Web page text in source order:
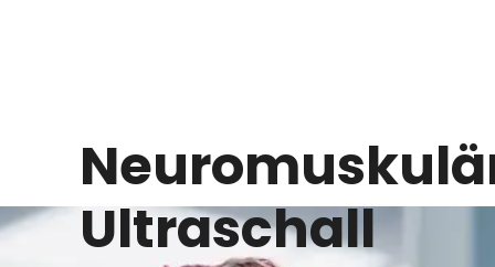
Ultraschall